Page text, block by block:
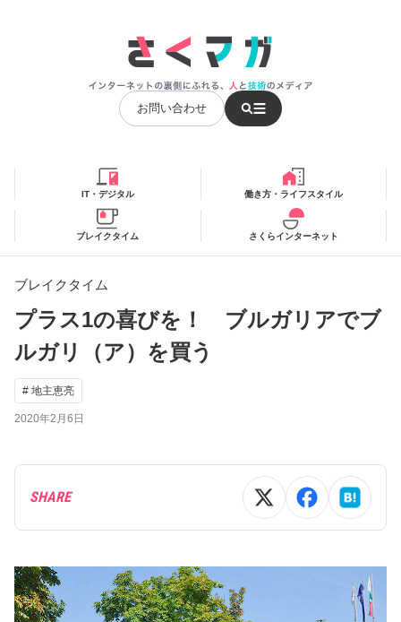
お問い合わせ
IT・デジタル 働き方・ライフスタイル
ブレイクタイム さくらインターネット
ブレイクタイム
プラス1の喜びを！ ブルガリアでブ
ルガリ（ア）を買う
# 地主恵亮
2020年2月6日
SHARE